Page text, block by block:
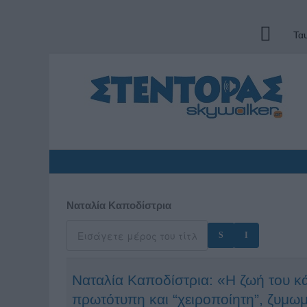
Ναταλία Καποδίστρια
Ναταλία Καποδίστρια: «Η ζωή του
πρωτότυπη και “χειροποίητη”,